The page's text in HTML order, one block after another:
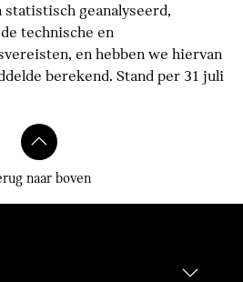
statistisch geanalyseerd,
technische en
en hebben we hiervan
berekend. Stand per 31 juli
naar boven